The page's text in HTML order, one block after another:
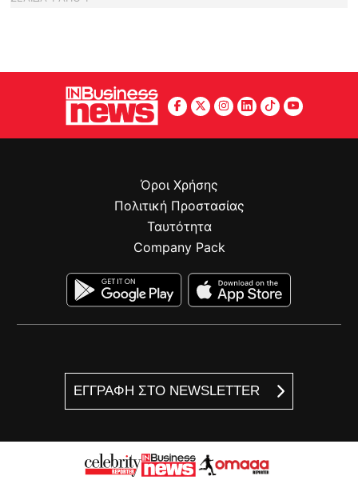
ΕΓΓΡΑΦΗ ΣΤΟ NEWSLETTER
Όροι Χρήσης
Πολιτική Προστασίας
Ταυτότητα
Company Pack